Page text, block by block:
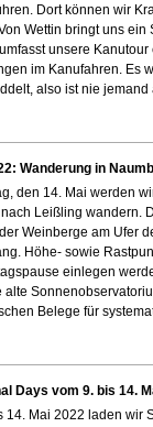
Dort können wir
Wettin bringt uns
unsere
im Kanufahren. Es
also ist nie
Wanderung in
den 14. Mai werden
Leißling wandern.
Weinberge am Ufer
Höhe- sowie
einlegen
alte
Belege für
Days vom 9. bis 14.
14. Mai 2022 laden wir